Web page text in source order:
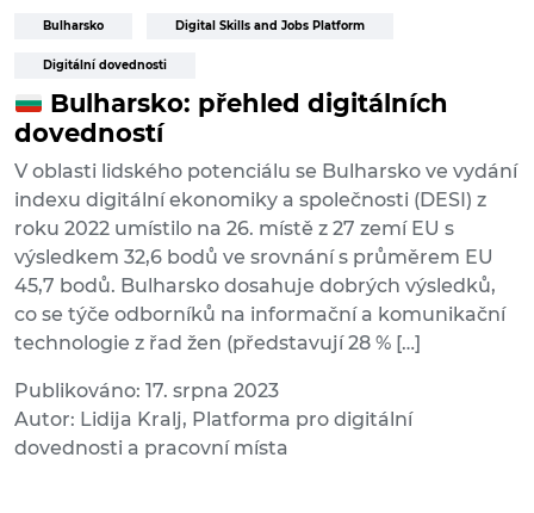
Bulharsko Digital Skills and Jobs Platform
Digitální dovednosti
Bulharsko: přehled digitálních
dovedností
V oblasti lidského potenciálu se Bulharsko ve vydání
indexu digitální ekonomiky a společnosti (DESI) z
roku 2022 umístilo na 26. místě z 27 zemí EU s
výsledkem 32,6 bodů ve srovnání s průměrem EU
45,7 bodů. Bulharsko dosahuje dobrých výsledků,
co se týče odborníků na informační a komunikační
technologie z řad žen (představují 28 % […]
Publikováno: 17. srpna 2023
Autor: Lidija Kralj, Platforma pro digitální
dovednosti a pracovní místa